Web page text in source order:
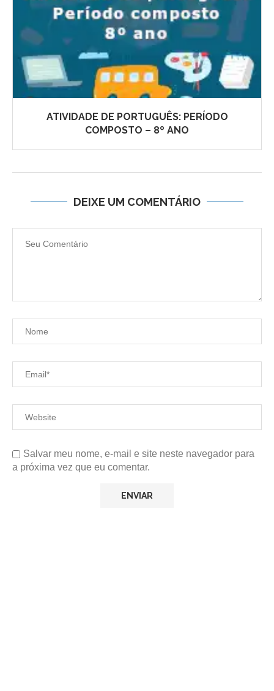
ATIVIDADE DE PORTUGUÊS: PERÍODO
COMPOSTO – 8º ANO
DEIXE UM COMENTÁRIO
Salvar meu nome, e-mail e site neste navegador para
a próxima vez que eu comentar.